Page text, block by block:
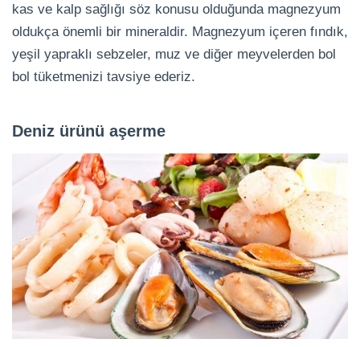
kas ve kalp sağlığı söz konusu olduğunda magnezyum
oldukça önemli bir mineraldir. Magnezyum içeren fındık,
yeşil yapraklı sebzeler, muz ve diğer meyvelerden bol
bol tüketmenizi tavsiye ederiz.
Deniz ürünü aşerme